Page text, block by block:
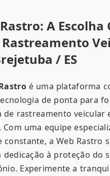
A Escolha
/ ES
é uma plataforma
de ponta para
de rastreamento veicular
Com uma equipe
constante, a Web Rastro
dedicação à proteção do
Experimente a